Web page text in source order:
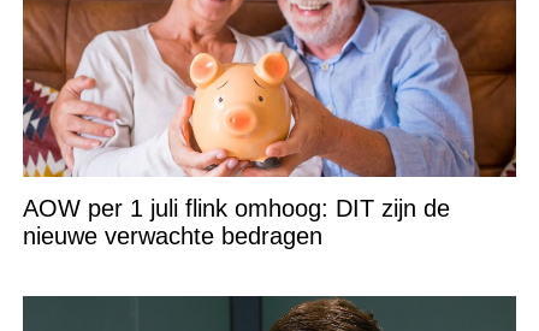
AOW per 1 juli flink omhoog: DIT zijn de
nieuwe verwachte bedragen